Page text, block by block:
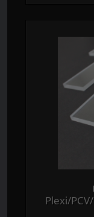
Plexi/